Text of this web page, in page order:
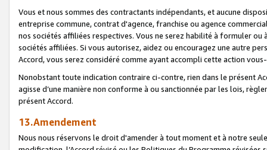
Vous et nous sommes des contractants indépendants, et aucune
entreprise commune, contrat d'agence, franchise ou agence
nos sociétés affiliées respectives. Vous ne serez habilité à formuler
sociétés affiliées. Si vous autorisez, aidez ou encouragez une autre
Accord, vous serez considéré comme ayant accompli cette action
Nonobstant toute indication contraire ci-contre, rien dans le présent
agisse d’une manière non conforme à ou sanctionnée par les lois,
présent Accord.
13.Amendement
Nous nous réservons le droit d'amender à tout moment et à notre